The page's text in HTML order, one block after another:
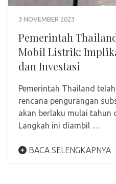
3 NOVEMBER 2023
Pemerintah
Mobil Listrik:
dan Investasi
Pemerintah Thailand
rencana pengurangan
akan berlaku mulai tahun
Langkah ini diambil …
BACA SELENGKAPNYA